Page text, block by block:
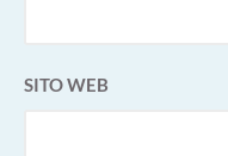
SITO WEB